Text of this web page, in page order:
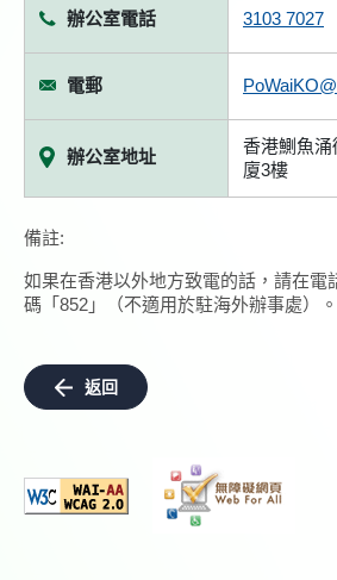
辦公室電話 3103 7027
電郵
辦公室地址
香港鰂魚
廈3樓
備註:
如果在香港以外地方致電的話，請在電
碼「852」（不適用於駐海外辦事處）。
返回